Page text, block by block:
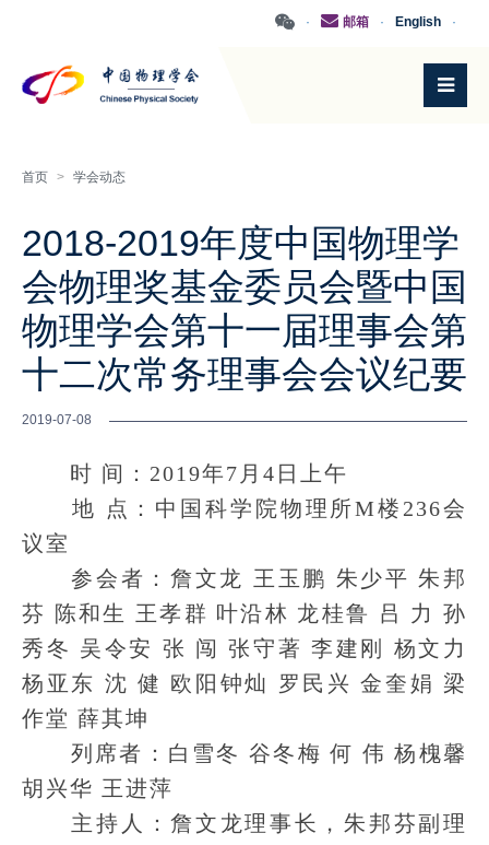
·
English
·
邮箱
·
首页 > 学会动态
2018-2019年度中国物理学
会物理奖基金委员会暨中国
物理学会第十一届理事会第
十二次常务理事会会议纪要
2019-07-08
时 间：2019年7月4日上午
地 点：中国科学院物理所M楼236会
议室
参会者：詹文龙 王玉鹏 朱少平 朱邦
芬 陈和生 王孝群 叶沿林 龙桂鲁 吕 力 孙
秀冬 吴令安 张 闯 张守著 李建刚 杨文力
杨亚东 沈 健 欧阳钟灿 罗民兴 金奎娟 梁
作堂 薛其坤
列席者：白雪冬 谷冬梅 何 伟 杨槐馨
胡兴华 王进萍
主持人：詹文龙理事长，朱邦芬副理